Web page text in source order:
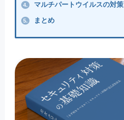
4. マルチパートウイルスの対策
5. まとめ